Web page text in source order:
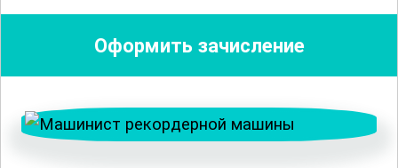
основные компоненты и их назначение,
а также особенноститехнического
устранения неисправностей, что
позволит вам поддерживать
Оформить зачисление